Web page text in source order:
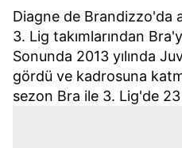
Diagne de Brandizzo'da
3. Lig takımlarından
Sonunda 2013 yılında
gördü ve kadrosuna
sezon Bra ile 3. Lig'de 23